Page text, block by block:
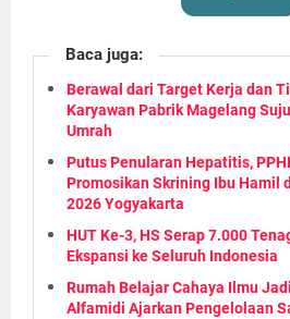
Baca juga:
Berawal dari Target Kerja dan
Karyawan Pabrik Magelang
Umrah
Putus Penularan Hepatitis,
Promosikan Skrining Ibu Hamil
2026 Yogyakarta
HUT Ke-3, HS Serap 7.000
Ekspansi ke Seluruh Indonesia
Rumah Belajar Cahaya Ilmu
Alfamidi Ajarkan Pengelolaan